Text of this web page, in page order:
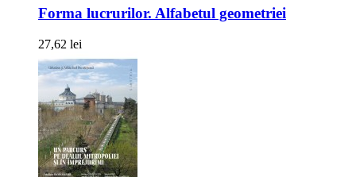
Forma lucrurilor. Alfabetul geometriei
27,62 lei